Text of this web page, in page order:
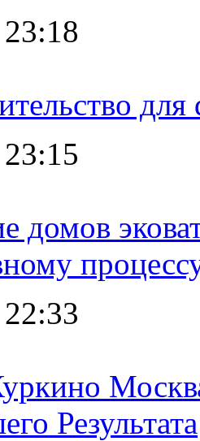
домов
Результата